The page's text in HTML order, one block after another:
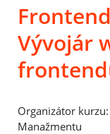
Vývojár
Organizátor
Manažmentu